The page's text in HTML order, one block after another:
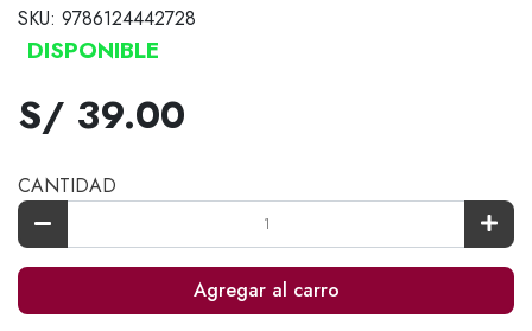
SKU: 9786124442728
DISPONIBLE
S/ 39.00
CANTIDAD
Agregar al carro